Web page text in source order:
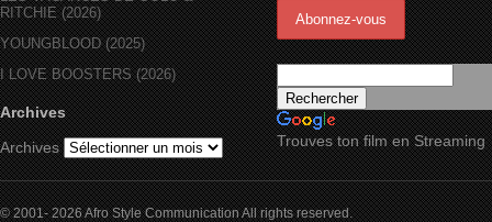
RITCHIE (2026)
YOUNGBLOOD (2025)
I LOVE BOOSTERS (2026)
Archives
Archives
Trouves ton film en Streaming
© 2001- 2026 Afro Style Communication All rights reserved.